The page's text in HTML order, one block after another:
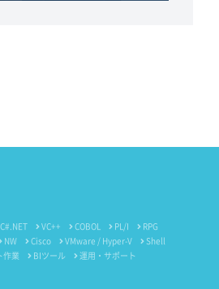
VC++ COBOL PL/I
RPG
NW Cisco VMware / Hyper-V
Shell
作業 BIツール 運用・サポート